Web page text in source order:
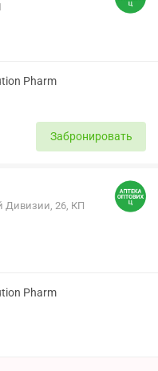
Pharm
Забронировать
Дивизии, 26, КП
Pharm